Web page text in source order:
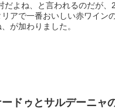
だよね、と言われるのだが、
アで一番おいしい赤ワイン
が加わりました。
ドゥとサルデーニャ